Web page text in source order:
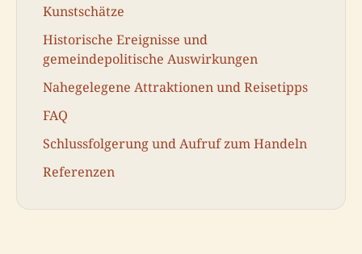
Kunstschätze
Historische Ereignisse und
gemeindepolitische Auswirkungen
Nahegelegene Attraktionen und Reisetipps
FAQ
Schlussfolgerung und Aufruf zum Handeln
Referenzen